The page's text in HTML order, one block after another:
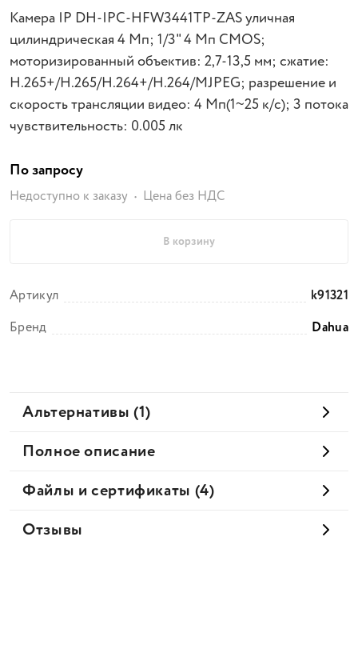
Камера IP DH-IPC-HFW3441TP-ZAS уличная
цилиндрическая 4 Mп; 1/3" 4 Mп CMOS;
моторизированный объектив: 2,7-13,5 мм; сжатие:
H.265+/H.265/H.264+/H.264/MJPEG; разрешение и
скорость трансляции видео: 4 Mп(1~25 к/с); 3 потока
чувствительность: 0.005 лк
По запросу
Недоступно к заказу Цена без НДС
В корзину
Артикул
k91321
Бренд
Dahua
Альтернативы (1)
Полное описание
Файлы и сертификаты (4)
Отзывы